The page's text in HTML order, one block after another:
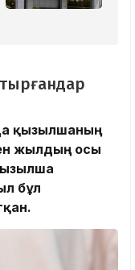
қызылшаның
жылдың осы
бұл